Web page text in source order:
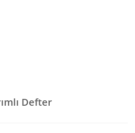
Defter